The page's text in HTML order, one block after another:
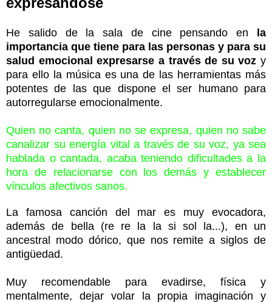
He salido de la sala de cine pensando en
la
importancia que tiene para las personas y para su
salud emocional expresarse a través de su voz y
para ello la música es una de las herramientas más
potentes de las que dispone el ser humano para
autorregularse emocionalmente.
Quien no canta, quien no se expresa, quien no sabe
canalizar su energía vital a través de su voz, ya sea
hablada o cantada, acaba teniendo dificultades a la
hora de relacionarse con los demás y establecer
vínculos afectivos sanos.
La famosa canción del mar es muy evocadora,
además de bella (re re la la si sol la...), en un
ancestral modo dórico, que nos remite a siglos de
antigüedad.
Muy recomendable para evadirse, física y
mentalmente, dejar volar la propia imaginación y